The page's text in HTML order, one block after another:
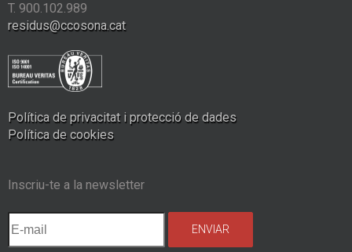
T. 900.102.989
residus@ccosona.cat
Política de privacitat i protecció de dades
Política de cookies
Inscriu-te a la newsletter